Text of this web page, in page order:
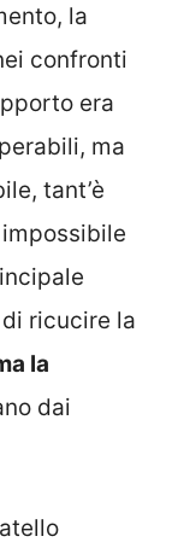
la
confronti
era
ma
tant’è
ricucire la
la
dai